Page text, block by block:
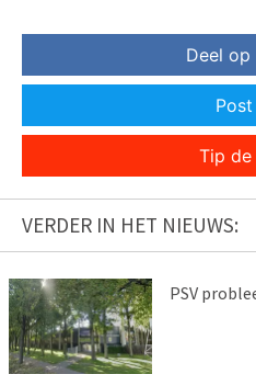
Deel op
Tip
VERDER IN HET NIEUWS:
PSV